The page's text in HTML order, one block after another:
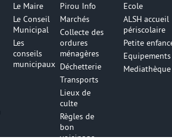
Le Maire
Le Conseil
Municipal
Les
conseils
municipaux
Pirou Info
Marchés
Collecte des
ordures
ménagères
Déchetterie
Transports
Lieux de
culte
Règles de
bon
voisinage
Ecole
ALSH accueil
périscolaire
Petite
Mediathèque